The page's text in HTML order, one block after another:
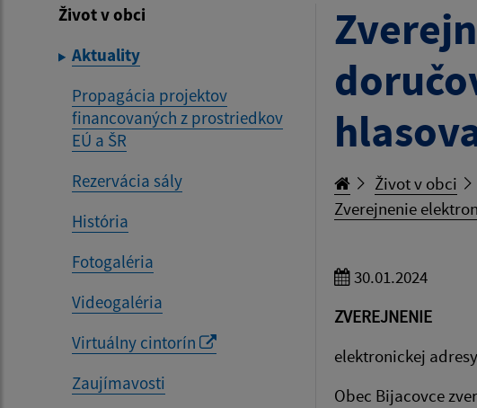
Život v obci
Aktuality
Propagácia projektov
financovaných z prostriedkov
EÚ a ŠR
Rezervácia sály
História
Fotogaléria
Videogaléria
Virtuálny cintorín
Zaujímavosti
Život v obci
Zverejnenie
30.01.2024
ZVEREJNENIE
elektronickej
Obec Bijacovce